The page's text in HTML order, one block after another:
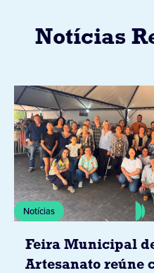
Notícias
Notícias
Feira Municipal
Artesanato reúne